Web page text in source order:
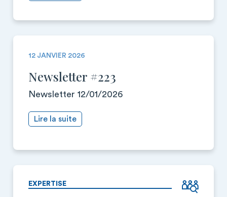
12 JANVIER 2026
Newsletter #223
Newsletter 12/01/2026
Lire la suite
EXPERTISE